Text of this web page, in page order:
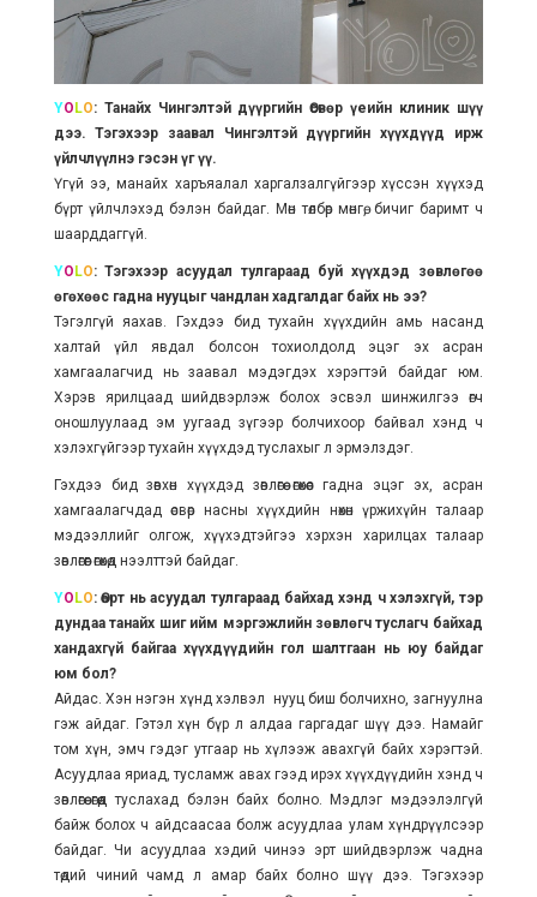
YO LO: Танайх Чингэлтэй дүүргийн Өсвөр үеийн клиник шүү
дээ. Тэгэхээр заавал Чингэлтэй дүүргийн хүүхдүүд ирж
үйлчлүүлнэ гэсэн үг үү.
Үгүй ээ, манайх харъяалал харгалзалгүйгээр хүссэн хүүхэд
бүрт үйлчлэхэд бэлэн байдаг. Мөн төлбөр мөнгө, бичиг баримт ч
шаарддаггүй.
YO LO: Тэгэхээр асуудал тулгараад буй хүүхдэд зөвлөгөө
өгөхөөс гадна нууцыг чандлан хадгалдаг байх нь ээ?
Тэгэлгүй яахав. Гэхдээ бид тухайн хүүхдийн амь насанд
халтай үйл явдал болсон тохиолдолд эцэг эх асран
хамгаалагчид нь заавал мэдэгдэх хэрэгтэй байдаг юм.
Хэрэв ярилцаад шийдвэрлэж болох эсвэл шинжилгээ өгч
оношлуулаад эм уугаад зүгээр болчихоор байвал хэнд ч
хэлэхгүйгээр тухайн хүүхдэд туслахыг л эрмэлздэг.
Гэхдээ бид зөвхөн хүүхдэд зөвлөгөө өгөхөөс гадна эцэг эх, асран
хамгаалагчдад өсвөр насны хүүхдийн нөхөн үржихүйн талаар
мэдээллийг олгож, хүүхэдтэйгээ хэрхэн харилцах талаар
зөвлөгөөг өгөхөд нээлттэй байдаг.
YO LO: Өөрт нь асуудал тулгараад байхад хэнд ч хэлэхгүй, тэр
дундаа танайх шиг ийм мэргэжлийн зөвлөгч туслагч байхад
хандахгүй байгаа хүүхдүүдийн гол шалтгаан нь юу байдаг
юм бол?
Айдас. Хэн нэгэн хүнд хэлвэл нууц биш болчихно, загнуулна
гэж айдаг. Гэтэл хүн бүр л алдаа гаргадаг шүү дээ. Намайг
том хүн, эмч гэдэг утгаар нь хүлээж авахгүй байх хэрэгтэй.
Асуудлаа яриад, тусламж авах гээд ирэх хүүхдүүдийн хэнд ч
зөвлөгөө өгөөд туслахад бэлэн байх болно. Мэдлэг мэдээлэлгүй
байж болох ч айдсаасаа болж асуудлаа улам хүндрүүлсээр
байдаг. Чи асуудлаа хэдий чинээ эрт шийдвэрлэж чадна
төдий чиний чамд л амар байх болно шүү дээ. Тэгэхээр